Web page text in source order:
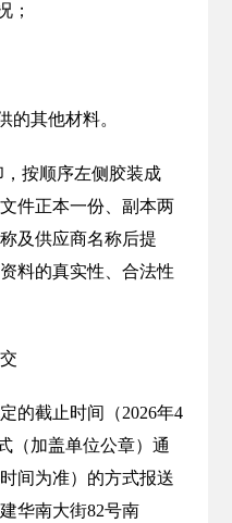
；
其他材料。
按顺序左侧胶装成
件正本一份、副本两
及供应商名称后提
料的真实性、合法性
截止时间（2026年4
（加盖单位公章）通
间为准）的方式报送
华南大街82号南